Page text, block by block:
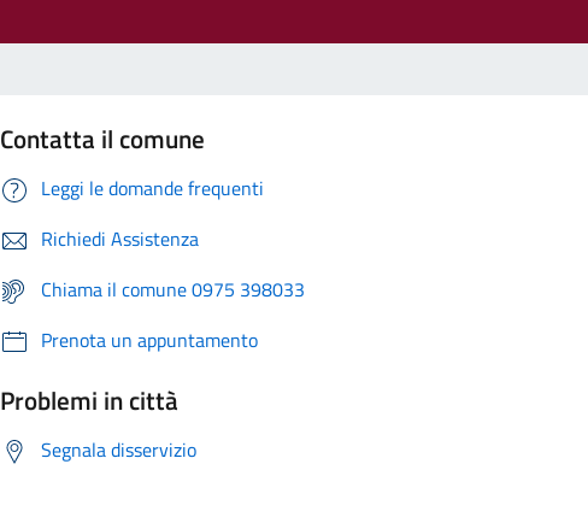
Contatta il comune
Leggi le domande frequenti
Richiedi Assistenza
Chiama il comune 0975 398033
Prenota un appuntamento
Problemi in città
Segnala disservizio